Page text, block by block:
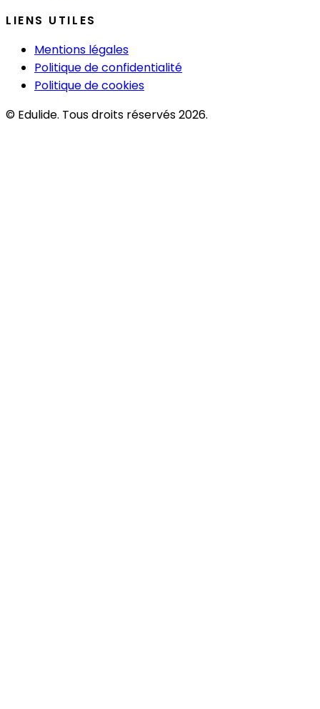
LIENS UTILES
Mentions légales
Politique de confidentialité
Politique de cookies
© Edulide. Tous droits réservés 2026.